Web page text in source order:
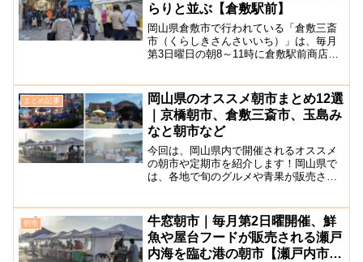
らりと並ぶ【倉敷駅前】
岡山県倉敷市で行われている「倉敷三斎
市（くらしきさんさいいち）」は、毎月
第3日曜日の朝8～11時に倉敷駅前商店街
定期市が開催されており、その後長期間
に渡り途絶えていまし...
まとめ記事
岡山県のオススメ朝市まとめ12選
｜京橋朝市、倉敷三斎市、玉島み
なと朝市など
今回は、岡山県内で開催されるオススメ
の朝市や定期市を紹介します！岡山県で
は、各地で旬のグルメや青果が販売され
な手作り品が揃う朝市は、地元の人たち
と触れ合ったり、岡山の文...
朝市
牛窓朝市｜毎月第2日曜開催、鮮
魚や屋台フードが販売される瀬戸
内海を臨む港の朝市【瀬戸内市牛